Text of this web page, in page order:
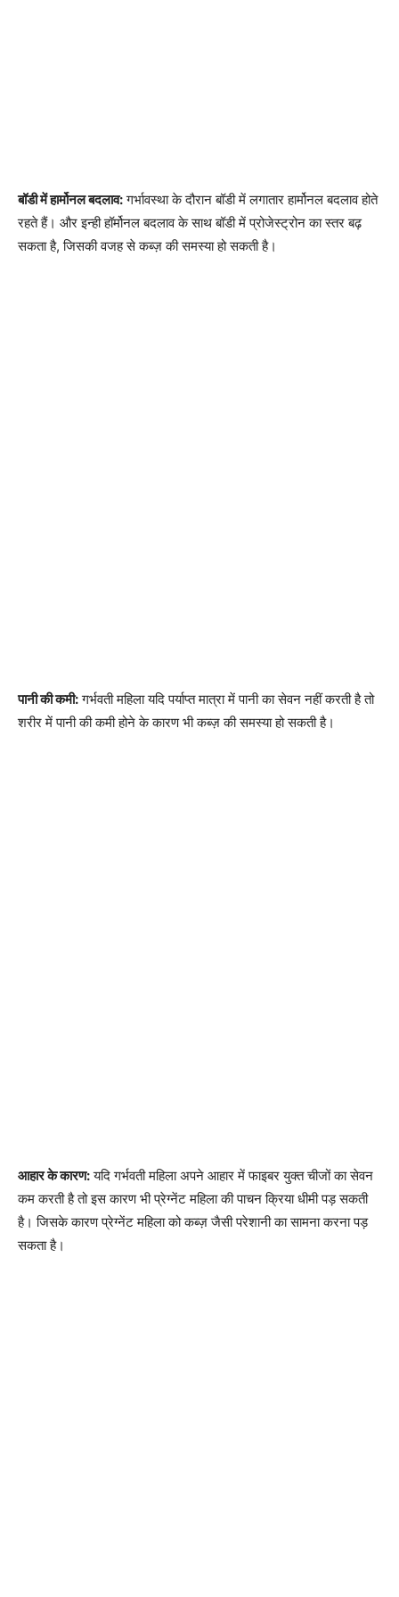
बॉडी में हार्मोनल बदलाव:गर्भावस्था के दौरान बॉडी में लगातार हार्मोनल बदलाव होते
रहते हैं। और इन्ही हॉर्मोनल बदलाव के साथ बॉडी में प्रोजेस्ट्रोन का स्तर बढ़
सकता है, जिसकी वजह से कब्ज़ की समस्या हो सकती है।
पानी की कमी:गर्भवती महिला यदि पर्याप्त मात्रा में पानी का सेवन नहीं करती है तो
शरीर में पानी की कमी होने के कारण भी कब्ज़ की समस्या हो सकती है।
आहार के कारण:यदि गर्भवती महिला अपने आहार में फाइबर युक्त चीजों का सेवन
कम करती है तो इस कारण भी प्रेग्नेंट महिला की पाचन क्रिया धीमी पड़ सकती
है। जिसके कारण प्रेग्नेंट महिला को कब्ज़ जैसी परेशानी का सामना करना पड़
सकता है।